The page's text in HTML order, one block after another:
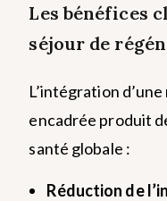
Les bénéfices
séjour de
L’intégration
encadrée produit
santé globale :
Réduction de